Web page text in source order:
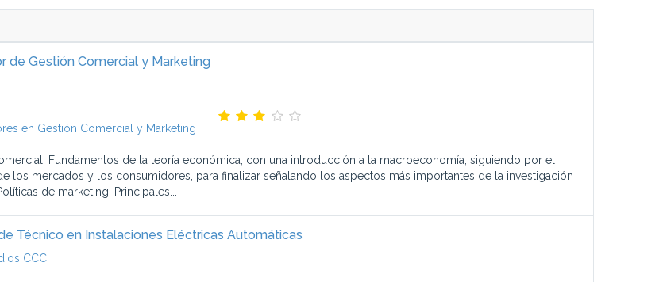
de Gestión Comercial y Marketing
en Gestión Comercial y Marketing
Fundamentos de la teoría económica, con una introducción a la macroeconomía, siguiendo por el
los mercados y los consumidores, para finalizar señalando los aspectos más importantes de la investigación
de marketing: Principales...
Técnico en Instalaciones Eléctricas Automáticas
CCC